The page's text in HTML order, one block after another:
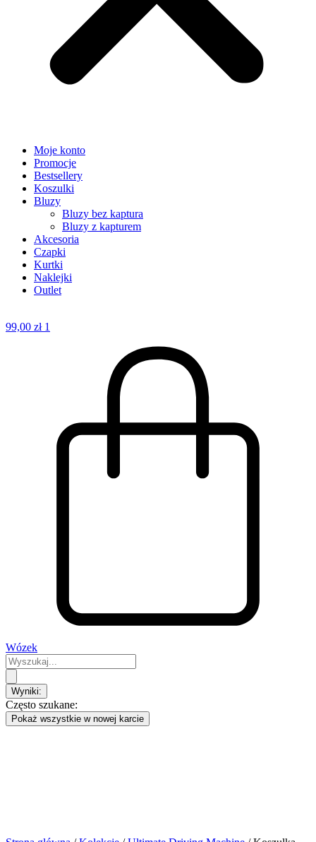
Moje konto
Promocje
Bestsellery
Koszulki
Bluzy
Bluzy bez kaptura
Bluzy z kapturem
Akcesoria
Czapki
Kurtki
Naklejki
Outlet
99,00 zł 1
Wózek
Search
...
Wyniki:
Często szukane:
Pokaż wszystkie w nowej karcie